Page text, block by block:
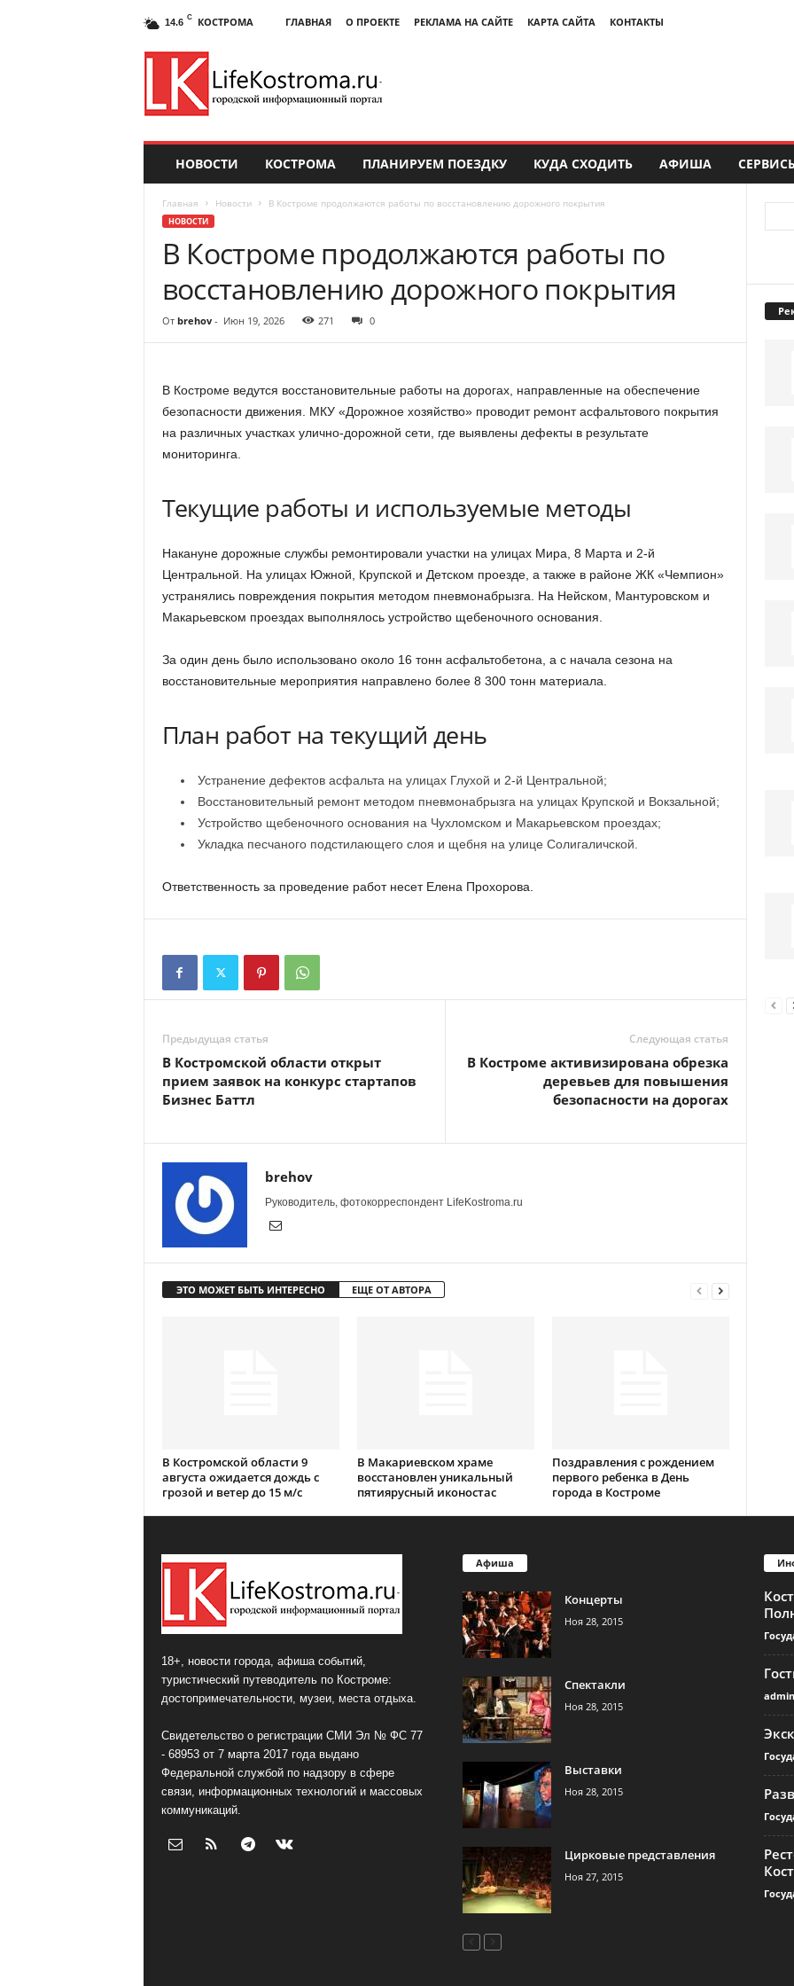
14.6 C КОСТРОМА ГЛАВНАЯ О ПРОЕКТЕ РЕКЛАМА НА САЙТЕ КАРТА САЙТА КОНТАКТЫ
НОВОСТИ КОСТРОМА ПЛАНИРУЕМ ПОЕЗДКУ КУДА СХОДИТЬ АФИША
Главная Новости В Костроме продолжаются работы по восстановлению дорожного покрытия
НОВОСТИ
В Костроме продолжаются работы по
восстановлению дорожного покрытия
От brehov- Июн 19, 2026 271 0
В Костроме ведутся восстановительные работы на дорогах, направленные на обеспечение
безопасности движения. МКУ «Дорожное хозяйство» проводит ремонт асфальтового покрытия
на различных участках улично-дорожной сети, где выявлены дефекты в результате
мониторинга.
Текущие работы и используемые методы
Накануне дорожные службы ремонтировали участки на улицах Мира, 8 Марта и 2-й
Центральной. На улицах Южной, Крупской и Детском проезде, а также в районе ЖК «Чемпион»
устранялись повреждения покрытия методом пневмонабрызга. На Нейском, Мантуровском и
Макарьевском проездах выполнялось устройство щебеночного основания.
За один день было использовано около 16 тонн асфальтобетона, а с начала сезона на
восстановительные мероприятия направлено более 8 300 тонн материала.
План работ на текущий день
Устранение дефектов асфальта на улицах Глухой и 2-й Центральной;
Восстановительный ремонт методом пневмонабрызга на улицах Крупской и Вокзальной;
Устройство щебеночного основания на Чухломском и Макарьевском проездах;
Укладка песчаного подстилающего слоя и щебня на улице Солигаличской.
Ответственность за проведение работ несет Елена Прохорова.
Предыдущая статья
В Костромской области открыт
прием заявок на конкурс стартапов
Бизнес Баттл
Следующая статья
В Костроме активизирована обрезка
деревьев для повышения
безопасности на дорогах
brehov
Руководитель, фотокорреспондент LifeKostroma.ru
ЭТО МОЖЕТ БЫТЬ ИНТЕРЕСНО ЕЩЕ ОТ АВТОРА
В Костромской области 9
августа ожидается дождь с
грозой и ветер до 15 м/с
В Макариевском храме
восстановлен уникальный
пятиярусный иконостас
Поздравления с рождением
первого ребенка в День
города в Костроме
18+, новости города, афиша событий,
туристический путеводитель по Костроме:
достопримечательности, музеи, места отдыха.
Свидетельство о регистрации СМИ Эл № ФС 77
- 68953 от 7 марта 2017 года выдано
Федеральной службой по надзору в сфере
связи, информационных технологий и массовых
коммуникаций.
Афиша
Концерты
Ноя 28, 2015
Спектакли
Ноя 28, 2015
Выставки
Ноя 28, 2015
Цирковые представления
Ноя 27, 2015
admin